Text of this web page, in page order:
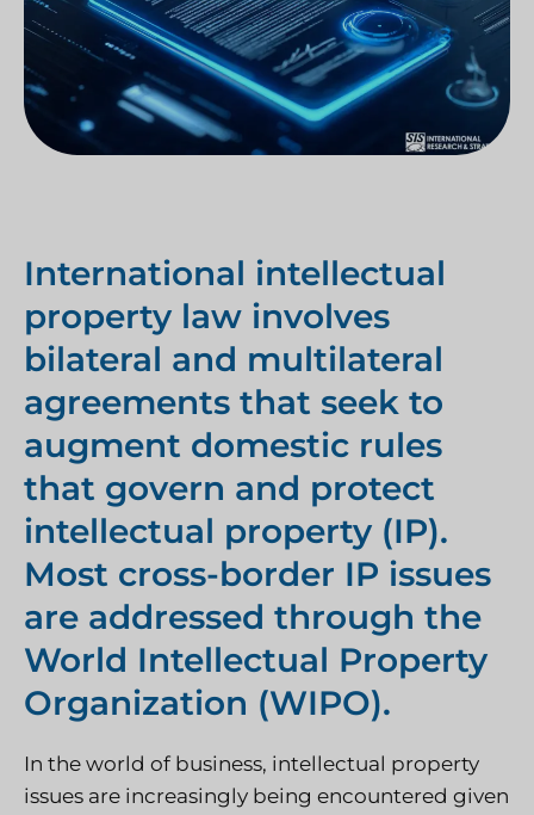
International intellectual
property law involves
bilateral and multilateral
agreements that seek to
augment domestic rules
that govern and protect
intellectual property (IP).
Most cross-border IP issues
are addressed through the
World Intellectual Property
Organization (WIPO).
In the world of business, intellectual property
issues are increasingly being encountered given